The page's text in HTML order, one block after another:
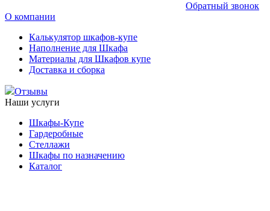
Обратный звонок
О компании
Калькулятор шкафов-купе
Наполнение для Шкафа
Материалы для Шкафов купе
Доставка и сборка
Отзывы
Наши услуги
Шкафы-Купе
Гардеробные
Стеллажи
Шкафы по назначению
Каталог